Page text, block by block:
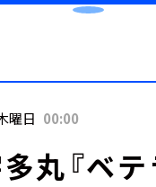
曜日 00:00
多丸『